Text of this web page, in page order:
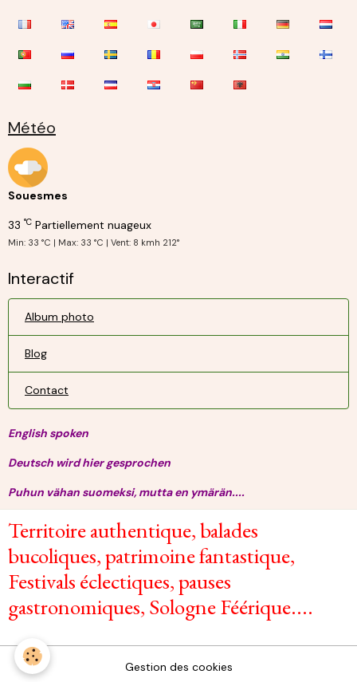
Météo
Souesmes
33 °C Partiellement nuageux
Min: 33 °C | Max: 33 °C | Vent: 8 kmh 212°
Interactif
Album photo
Blog
Contact
English spoken
Deutsch wird hier gesprochen
Puhun vähan suomeksi, mutta en ymärän....
Territoire authentique, balades
bucoliques, patrimoine fantastique,
Festivals éclectiques, pauses
gastronomiques, Sologne Féérique....
Gestion des cookies